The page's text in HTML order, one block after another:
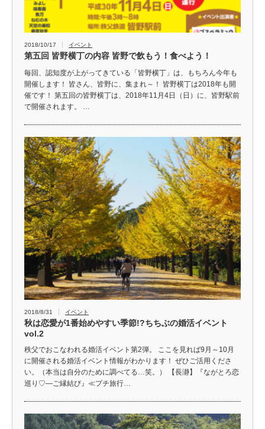
2018/10/17 イベント
第五回 皆野横丁の内容 皆野で飲もう！食べよう！
毎回、認知度が上がってきている「皆野横丁」は、もちろん今年も
開催します！ 皆さん、皆野に、集まれ～！ 皆野横丁は2018年も開
催です！ 第五回の皆野横丁は、2018年11月4日（日）に、皆野駅前
で開催されます。 …
2018/8/31 イベント
秋は恋愛が1番始めやすい季節!?ちちぶの婚活イベント
vol.2
秩父でおこなわれる婚活イベント第2弾。 ここを見れば9月～10月
に開催される婚活イベント情報がわかります！ ぜひご活用くださ
い。（本当は自分のために調べてる…笑。） 【長瀞】『ながとろ恋
巡り♡―ご縁結び』≪プチ旅行…